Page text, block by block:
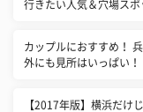
行きたい人気＆穴場スポ
カップルにおすすめ！
外にも見所はいっぱい！
【2017年版】横浜だけ